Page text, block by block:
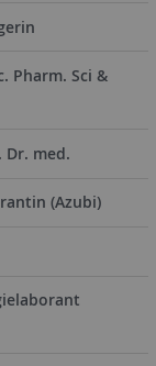
Pharm. Sci &
Dr. med.
(Azubi)